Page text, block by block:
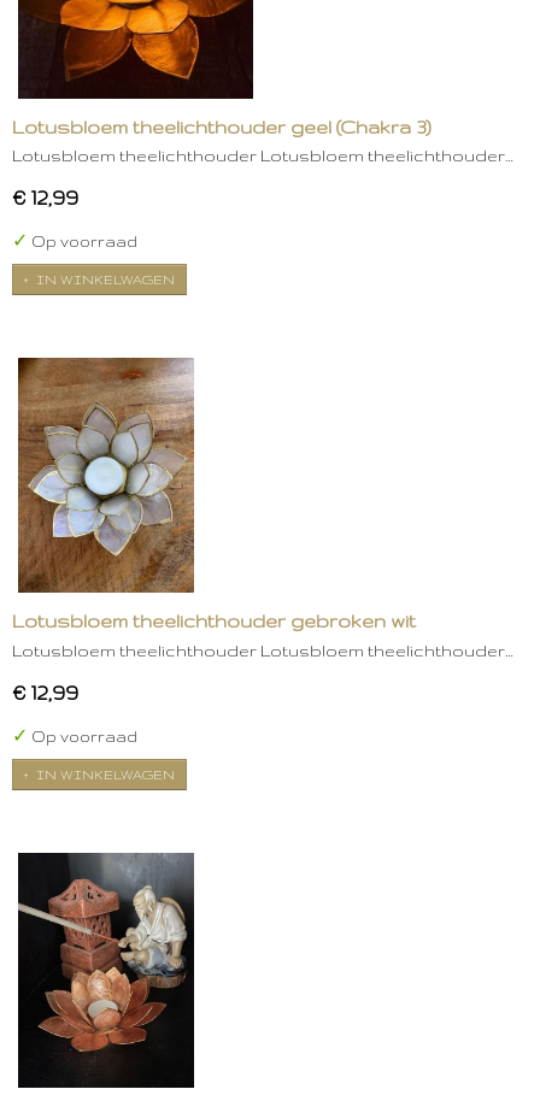
Lotusbloem theelichthouder geel (Chakra 3)
Lotusbloem theelichthouder Lotusbloem theelichthouder…
€ 12,99
✓ Op voorraad
IN WINKELWAGEN
Lotusbloem theelichthouder gebroken wit
Lotusbloem theelichthouder Lotusbloem theelichthouder…
€ 12,99
✓ Op voorraad
IN WINKELWAGEN